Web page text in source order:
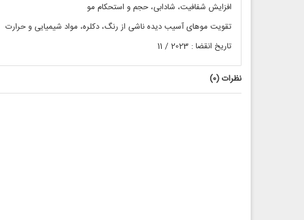
افزایش شفافیت، شادابی، حجم و استحکام مو
تقویت موهای آسیب دیده ناشی از رنگ، دکلره، مواد شیمیایی و حرارت
تاریخ انقضا : 2023 / 11
نظرات (0
)